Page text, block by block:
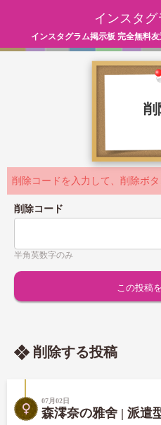
インスタ
インスタグラム掲示板 完全無料
削
削除コードを入力して、削除ボタ
削除コード
半角英数字のみ
削除する投稿
07月02日
森澪奈の雅舍 | 派遣